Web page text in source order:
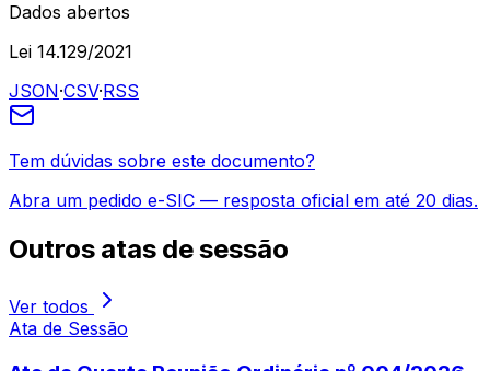
Dados abertos
Lei 14.129/2021
JSON·CSV·RSS
Tem dúvidas sobre este documento?
Abra um pedido e-SIC — resposta oficial em até 20 dias.
Outros atas de sessão
Ver todos
Ata de Sessão